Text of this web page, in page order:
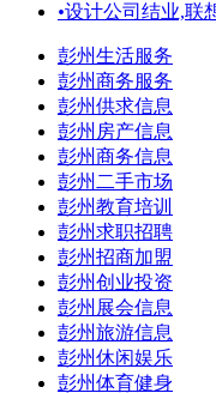
•设计公司结业,联
彭州生活服务
彭州商务服务
彭州供求信息
彭州房产信息
彭州商务信息
彭州二手市场
彭州教育培训
彭州求职招聘
彭州招商加盟
彭州创业投资
彭州展会信息
彭州旅游信息
彭州休闲娱乐
彭州体育健身